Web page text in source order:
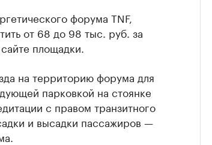
форума TNF,
от 68 до 98 тыс. руб. за
площадки.
на территорию форума для
парковкой на стоянке
с правом транзитного
и высадки пассажиров —